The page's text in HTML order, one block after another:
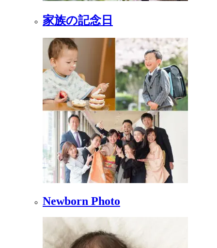
家族の記念日
Newborn Photo